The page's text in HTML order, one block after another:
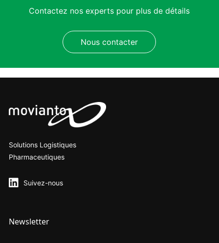
Contactez nos experts pour plus de détails
Nous contacter
Solutions Logistiques
Pharmaceutiques
Suivez-nous
Newsletter